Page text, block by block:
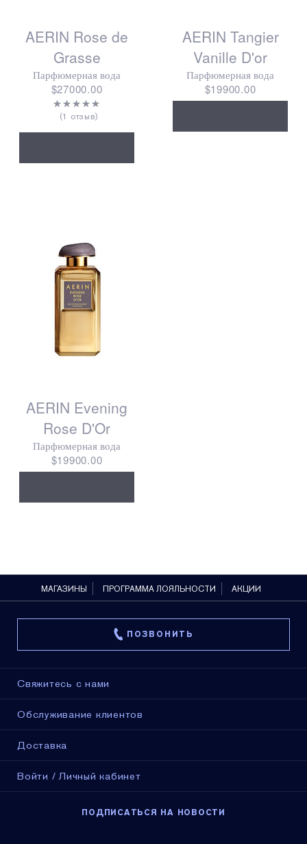
AERIN Rose de
Grasse
Парфюмерная вода
$27000.00
1 отзыв
AERIN Tangier
Vanille D'or
Парфюмерная вода
$19900.00
AERIN Evening
Rose D'Or
Парфюмерная вода
$19900.00
МАГАЗИНЫ ПРОГРАММА ЛОЯЛЬНОСТИ АКЦИИ
ПОЗВОНИТЬ
Свяжитесь с нами
Обслуживание клиентов
Доставка
Войти / Личный кабинет
ПОДПИСАТЬСЯ НА НОВОСТИ